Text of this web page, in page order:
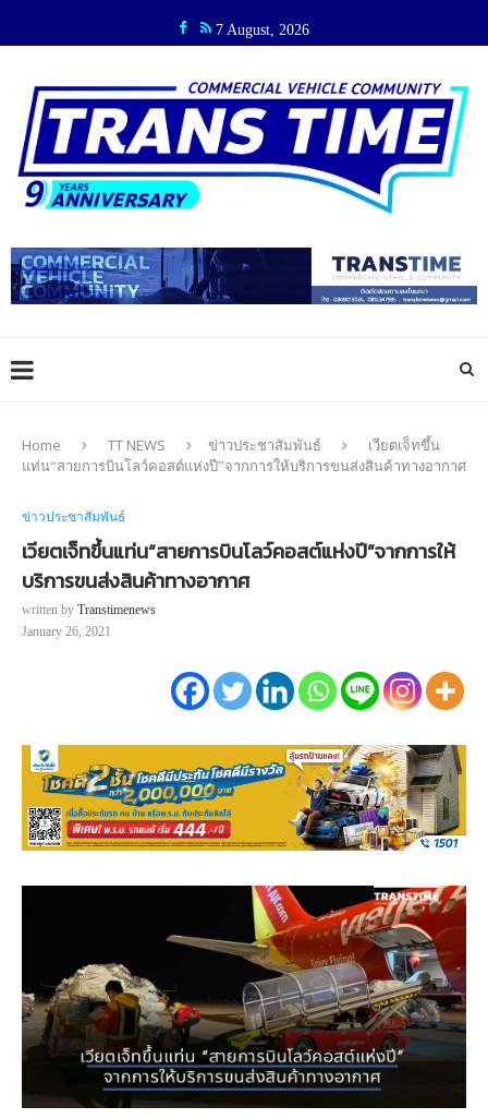
7 August, 2026
Home TT NEWS ข่าวประชาสัมพันธ์
เวียตเจ็ทขึ้น
แท่น“สายการบินโลว์คอสต์แห่งปี”จากการให้บริการขนส่งสินค้าทางอากาศ
ข่าวประชาสัมพันธ์
เวียตเจ็ทขึ้นแท่น“สายการบินโลว์คอสต์แห่งปี”จากการให้
บริการขนส่งสินค้าทางอากาศ
written by Transtimenews
January 26, 2021